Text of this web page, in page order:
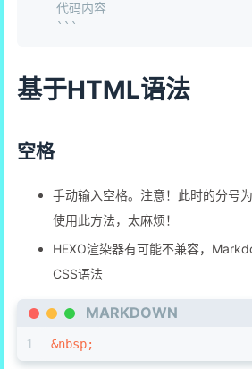
   代码内容
基于HTML语法
空格
手动输入空格。注意！此时的分号
使用此方法，太麻烦！
HEXO渲染器有可能不兼容，
CSS语法
MARKDOWN
1 &nbsp;